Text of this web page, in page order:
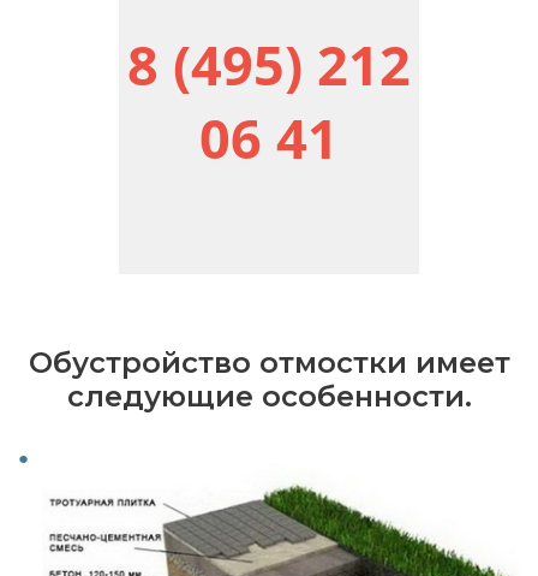
8 (495) 212
06 41
Обустройство отмостки имеет
следующие особенности.